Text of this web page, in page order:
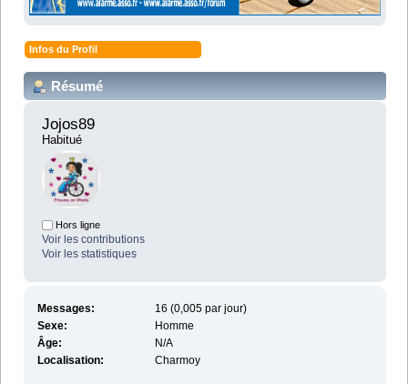
Infos du Profil
Résumé
Jojos89
Habitué
Hors ligne
Voir les contributions
Voir les statistiques
Messages:
16 (0,005 par jour)
Sexe:
Homme
Âge:
N/A
Localisation:
Charmoy